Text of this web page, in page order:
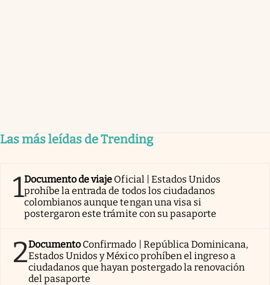
Las más leídas de Trending
1Documento de viaje Oficial | Estados Unidos
prohíbe la entrada de todos los ciudadanos
colombianos aunque tengan una visa si
postergaron este trámite con su pasaporte
2Documento Confirmado | República Dominicana,
Estados Unidos y México prohíben el ingreso a
ciudadanos que hayan postergado la renovación
del pasaporte